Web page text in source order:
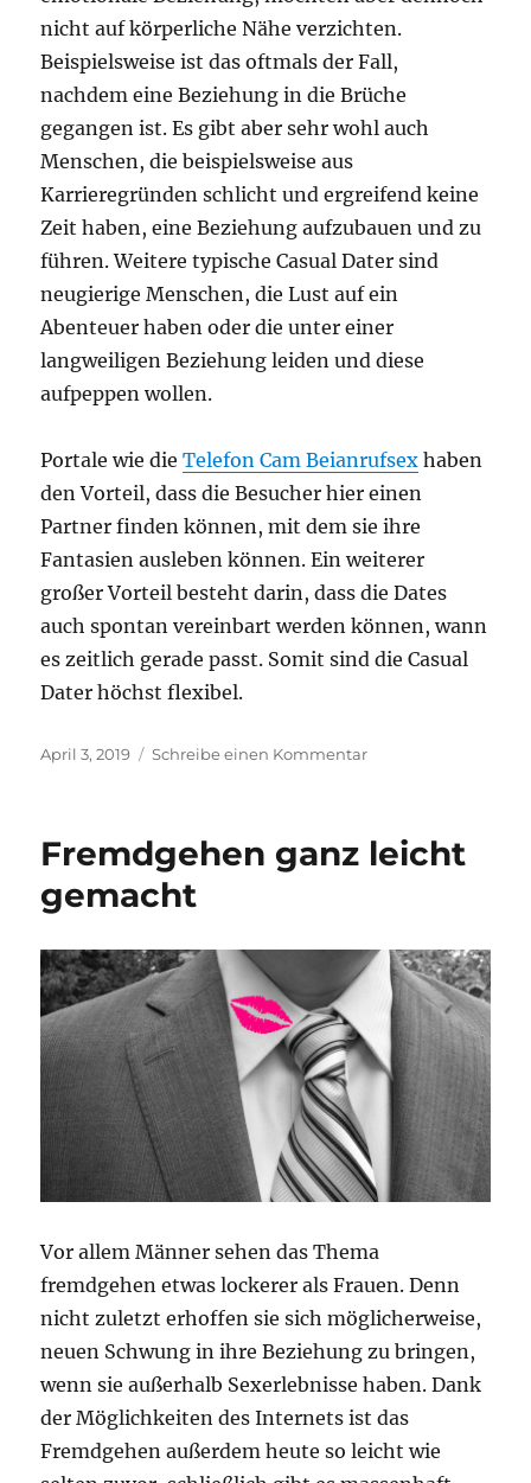
nicht auf körperliche Nähe verzichten.
Beispielsweise ist das oftmals der Fall,
nachdem eine Beziehung in die Brüche
gegangen ist. Es gibt aber sehr wohl auch
Menschen, die beispielsweise aus
Karrieregründen schlicht und ergreifend keine
Zeit haben, eine Beziehung aufzubauen und zu
führen. Weitere typische Casual Dater sind
neugierige Menschen, die Lust auf ein
Abenteuer haben oder die unter einer
langweiligen Beziehung leiden und diese
aufpeppen wollen.
Portale wie dieTelefon Cam Beianrufsex haben
den Vorteil, dass die Besucher hier einen
Partner finden können, mit dem sie ihre
Fantasien ausleben können. Ein weiterer
großer Vorteil besteht darin, dass die Dates
auch spontan vereinbart werden können, wann
es zeitlich gerade passt. Somit sind die Casual
Dater höchst flexibel.
Veröffentlicht
April 3, 2019 Schreibe einen Kommentarzu
Spaß
Fremdgehen ganz leicht
gemacht
Vor allem Männer sehen das Thema
fremdgehen etwas lockerer als Frauen. Denn
nicht zuletzt erhoffen sie sich möglicherweise,
neuen Schwung in ihre Beziehung zu bringen,
wenn sie außerhalb Sexerlebnisse haben. Dank
der Möglichkeiten des Internets ist das
Fremdgehen außerdem heute so leicht wie